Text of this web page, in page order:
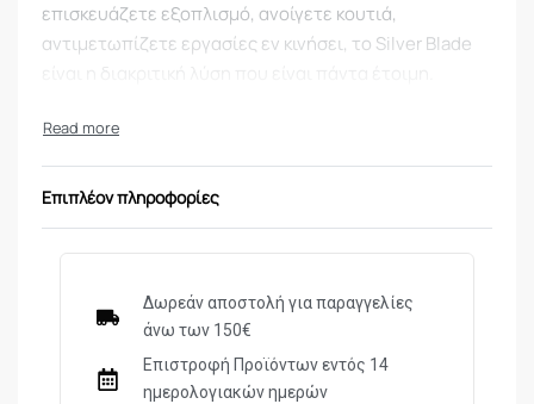
επισκευάζετε εξοπλισμό, ανοίγετε κουτιά,
αντιμετωπίζετε εργασίες εν κινήσει, το Silver Blade
Συνδυάζει μαχαίρι, εξάγωνο κλειδί, κατσαβίδια και
κάρτας. Μεταφέρετε πολλά εργαλεία χωρίς να
προσθέτετε όγκο στην τσάντα ή την τσέπη σας.
διάταξη και ελαφρύ μεταλλικό σώμα. Χωράει εύκολα
στην τσέπη ή στον οργανωτή EDC σας – χωρίς άβολα
εξογκώματα.
Επιπλέον πληροφορίες
Δωρεάν αποστολή για παραγγελίες
άνω των 150€
Επιστροφή Προϊόντων εντός 14
ημερολογιακών ημερών